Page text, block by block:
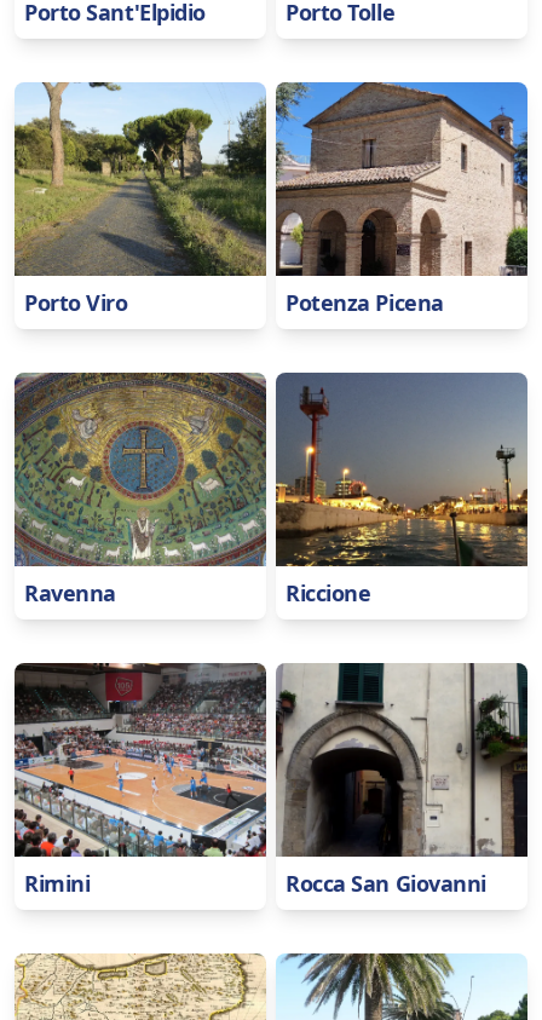
Porto Sant'Elpidio Porto Tolle
Porto Viro Potenza Picena
Ravenna Riccione
Rimini Rocca San Giovanni